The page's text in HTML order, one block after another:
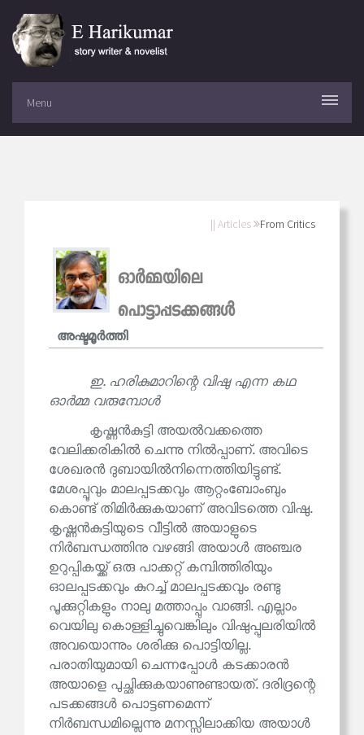
Menu
|| Articles From Critics
ഓര്‍മ്മയിലെ
പൊട്ടാപ്പടക്കങ്ങള്‍
അഷ്ടമൂര്‍ത്തി
ഇ. ഹരികുമാറിന്റെ വിഷു എന്ന കഥ
ഓർമ്മ വരുമ്പോൾ
കൃഷ്ണൻകുട്ടി അയൽവക്കത്തെ
വേലിക്കരികിൽ ചെന്നു നിൽപ്പാണ്. അവിടെ
ശേഖരൻ ദുബായിൽനിന്നെത്തിയിട്ടുണ്ട്.
മേശപ്പൂവും മാലപ്പടക്കവും ആറ്റംബോംബും
കൊണ്ട് തിമിർക്കുകയാണ് അവിടത്തെ വിഷു.
കൃഷ്ണൻകുട്ടിയുടെ വീട്ടിൽ അയാളുടെ
നിർബന്ധത്തിനു വഴങ്ങി അയാൾ അഞ്ചര
ഉറുപ്പികയ്ക്ക് ഒരു പാക്കറ്റ് കമ്പിത്തിരിയും
ഓലപ്പടക്കവും കുറച്ച് മാലപ്പടക്കവും രണ്ടു
പൂക്കുറ്റികളും നാലു മത്താപ്പും വാങ്ങി. എല്ലാം
വെയിലു കൊള്ളിച്ചുവെങ്കിലും വിഷുപ്പുലരിയിൽ
അവയൊന്നും ശരിക്കു പൊട്ടിയില്ല.
പരാതിയുമായി ചെന്നപ്പോൾ കടക്കാരൻ
അയാളെ പുച്ഛിക്കുകയാണുണ്ടായത്. ദരിദ്രന്റെ
പടക്കങ്ങൾ പൊട്ടണമെന്ന്
നിർബന്ധമില്ലെന്നു മനസ്സിലാക്കിയ അയാൾ